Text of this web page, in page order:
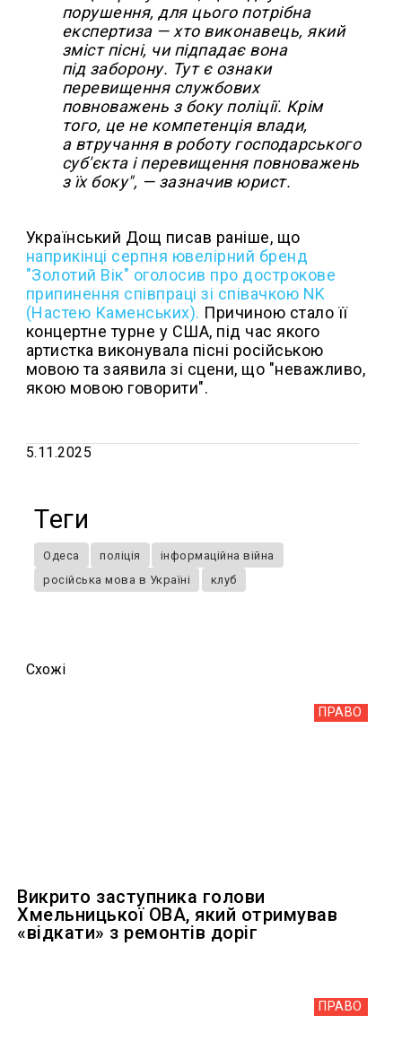
порушення, для цього потрібна
експертиза — хто виконавець, який
зміст пісні, чи підпадає вона
під заборону. Тут є ознаки
перевищення службових
повноважень з боку поліції. Крім
того, це не компетенція влади,
а втручання в роботу господарського
суб'єкта і перевищення повноважень
з їх боку", — зазначив юрист.
Український Дощ писав раніше, що
наприкінці серпня ювелірний бренд
"Золотий Вік" оголосив про дострокове
припинення співпраці зі співачкою NK
(Настею Каменських). Причиною стало її
концертне турне у США, під час якого
артистка виконувала пісні російською
мовою та заявила зі сцени, що "неважливо,
якою мовою говорити".
5.11.2025
Теги
Одеса поліція
інформаційна війна
російська мова в Україні
клуб
Схожi
ПРАВО
Викрито заступника голови
Хмельницької ОВА, який отримував
«відкати» з ремонтів доріг
ПРАВО